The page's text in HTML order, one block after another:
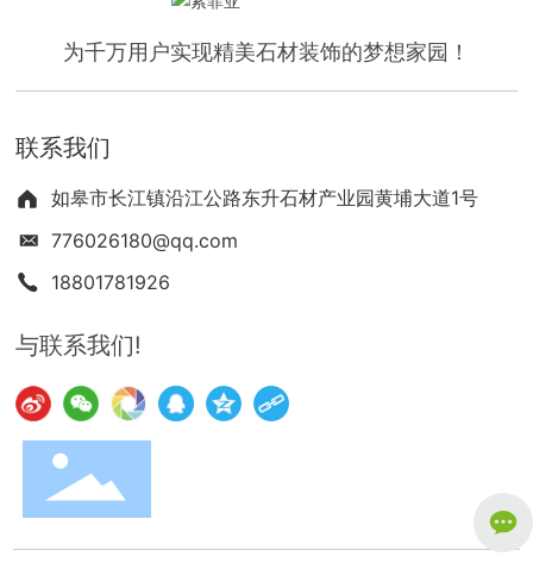
为千万用户实现精美石材装饰的梦想家园！
联系我们
如皋市长江镇沿江公路东升石材产业园黄埔大道1号
776026180@qq.com
18801781926
与联系我们!